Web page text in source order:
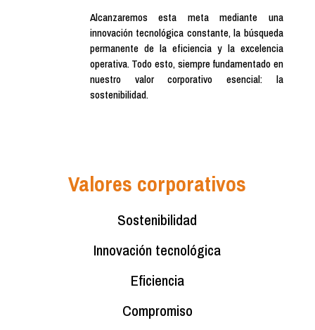
Alcanzaremos esta meta mediante una
innovación tecnológica constante, la búsqueda
permanente de la eficiencia y la excelencia
operativa. Todo esto, siempre fundamentado en
nuestro valor corporativo esencial: la
sostenibilidad.
Valores corporativos
Sostenibilidad
Innovación tecnológica
Eficiencia
Compromiso